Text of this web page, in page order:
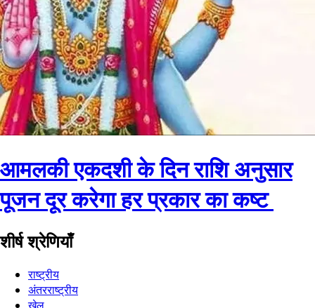
आमलकी एकदशी के दिन राशि अनुसार
पूजन दूर करेगा हर प्रकार का कष्ट
शीर्ष श्रेणियाँ
राष्ट्रीय
अंतरराष्ट्रीय
खेल